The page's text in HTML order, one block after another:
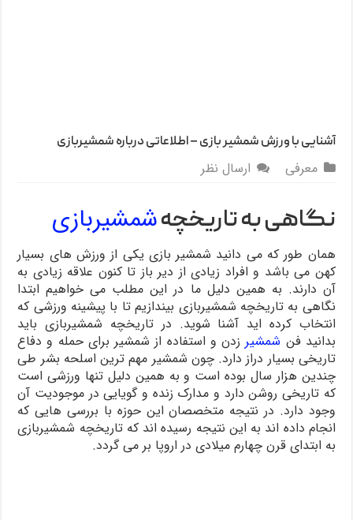
آشنایی با ورزش شمشیر بازی – اطلاعاتی درباره شمشیربازی
معرفی ارسال نظر
نگاهی به تاریخچهشمشیربازی
همان طور که می دانید شمشیر بازی یکی از ورزش های بسیار
کهن می باشد و افراد زیادی از دیر باز تا کنون علاقه زیادی به
آن دارند. به همین دلیل ما در این مطلب می خواهیم ابتدا
نگاهی به تاریخچه شمشیربازی بیندازیم تا با پیشینه ورزشی که
انتخاب کرده اید آشنا شوید. در تاریخچه شمشیربازی باید
بدانید فن شمشیر زدن و استفاده از شمشیر برای حمله و دفاع
تاریخی بسیار دراز دارد. چون شمشیر مهم ترین اسلحه بشر طی
چندین هزار سال بوده است و به همین دلیل تنها ورزشی است
که تاریخی روشن دارد و مدارک زنده و گویایی در موجودیت آن
وجود دارد. در نتیجه متخصصان این حوزه با بررسی هایی که
انجام داده اند به این نتیجه رسیده اند که تاریخچه شمشیربازی
به ابتدای قرن چهارم میلادی در اروپا بر می گردد.